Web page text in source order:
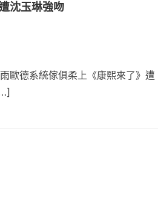
沈玉琳強吻
歐德系統傢俱柔上《康熙來了》遭